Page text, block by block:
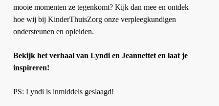
mooie momenten ze tegenkomt? Kijk dan mee en ontdek
hoe wij bij KinderThuisZorg onze verpleegkundigen
ondersteunen en opleiden.
Bekijk het verhaal van Lyndi en Jeannettet en laat je
inspireren!
PS: Lyndi is inmiddels geslaagd!